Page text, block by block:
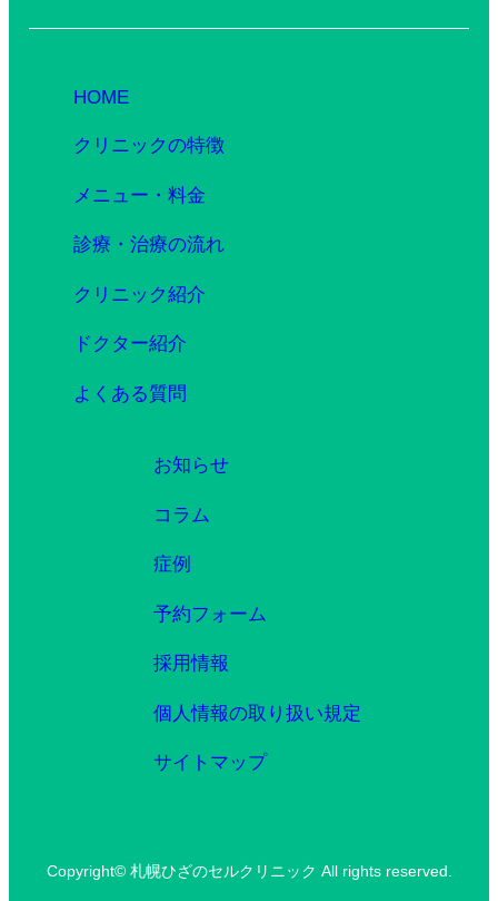
HOME
クリニックの特徴
メニュー・料金
診療・治療の流れ
クリニック紹介
ドクター紹介
よくある質問
お知らせ
コラム
症例
予約フォーム
採用情報
個人情報の取り扱い規定
サイトマップ
Copyright© 札幌ひざのセルクリニック All rights reserved.